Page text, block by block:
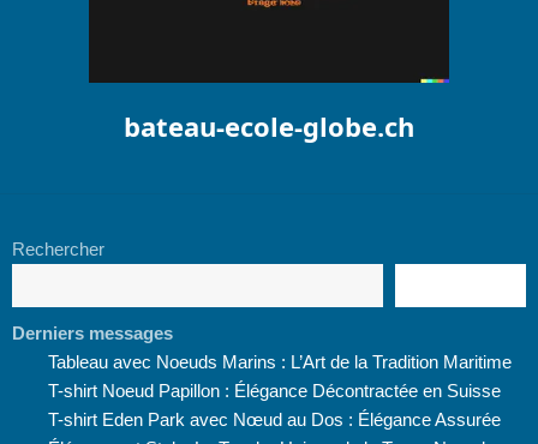
bateau-ecole-globe.ch
Rechercher
Derniers messages
Tableau avec Noeuds Marins : L’Art de la Tradition Maritime
T-shirt Noeud Papillon : Élégance Décontractée en Suisse
T-shirt Eden Park avec Nœud au Dos : Élégance Assurée